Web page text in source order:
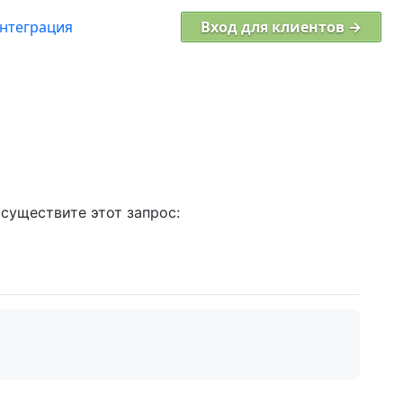
Вход для клиентов →
этот запрос: